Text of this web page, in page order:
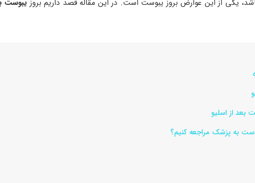
یکی از این عوارض بروز یبوست است. در این مقاله قصد داریم بروز یبوست
بعد از اسلیو
به پزشک مراجعه کنیم؟